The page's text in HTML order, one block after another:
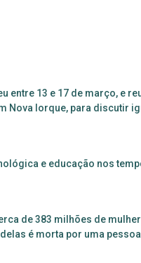
entre 13 e 17 de março, e
Nova Iorque, para discutir
e educação nos
de 383 milhões de
é morta por uma